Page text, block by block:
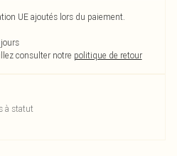
UE ajoutés lors du paiement.
consulter notre politique de retour
à statut